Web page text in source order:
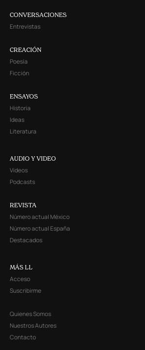
CONVERSACIONES
Entrevistas
CREACIÓN
Poesía
Ficción
ENSAYOS
Historia
Ideas
Literatura
AUDIO Y VIDEO
Videos
Podcasts
REVISTA
Número actual México
Número actual España
Destacados
MÁS LL
Acceso
Suscribirme
Quienes Somos
Nuestros Autores
Contacto